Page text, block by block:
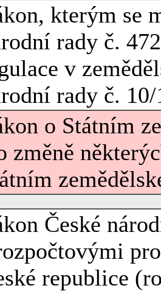
kterým se
rady č.
v
rady č. 10/
o Státním
změně
České
republice